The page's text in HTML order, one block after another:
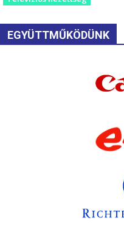
EGYÜTTMŰKÖDÜNK